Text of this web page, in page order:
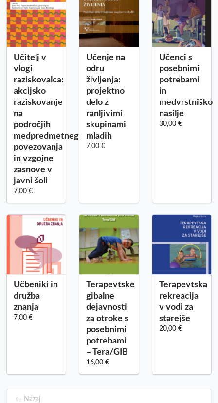
Učitelj v
vlogi
raziskovalca:
akcijsko
raziskovanje
na
področjih
medpredmetnega
povezovanja
in vzgojne
zasnove v
javni šoli
7,00 €
Učenje na
odru
življenja:
projektno
delo z
ranljivimi
skupinami
mladih
7,00 €
Učenci s
posebnimi
potrebami
in
medvrstniško
nasilje
30,00 €
Učbeniki in
družba
znanja
7,00 €
Terapevtske
gibalne
dejavnosti
za otroke s
posebnimi
potrebami
– Tera/GIB
16,00 €
Terapevtska
rekreacija
v vodi za
starejše
20,00 €
← Nazaj